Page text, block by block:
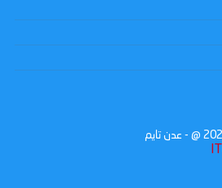
@ - عدن تايم